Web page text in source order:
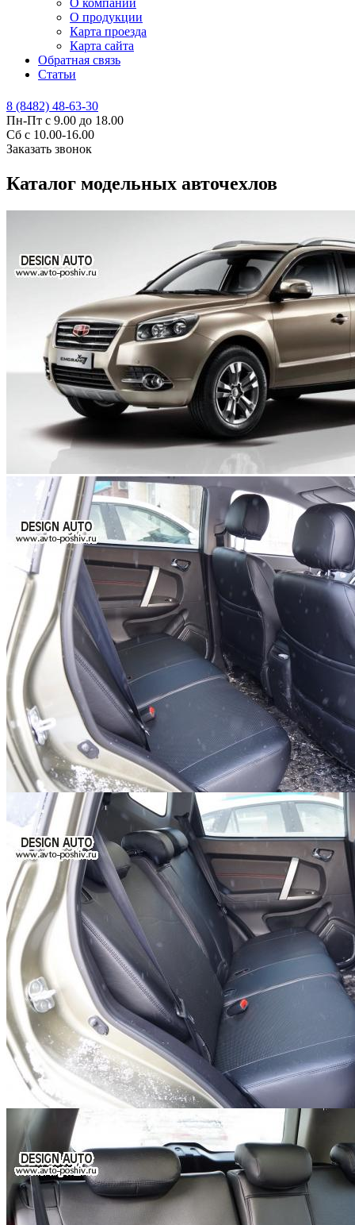
О компании
О продукции
Карта проезда
Карта сайта
Обратная связь
Статьи
8 (8482) 48-63-30
Пн-Пт с 9.00 до 18.00
Сб с 10.00-16.00
Заказать звонок
Каталог модельных авточехлов